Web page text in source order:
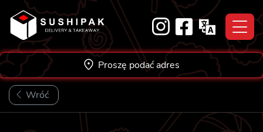
content
Proszę podać adres
Wróć